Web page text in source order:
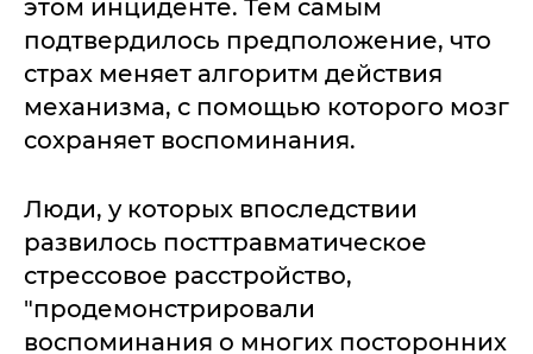
этом инциденте. Тем самым
подтвердилось предположение, что
страх меняет алгоритм действия
механизма, с помощью которого мозг
сохраняет воспоминания.
Люди, у которых впоследствии
развилось посттравматическое
стрессовое расстройство,
"продемонстрировали
воспоминания о многих посторонних